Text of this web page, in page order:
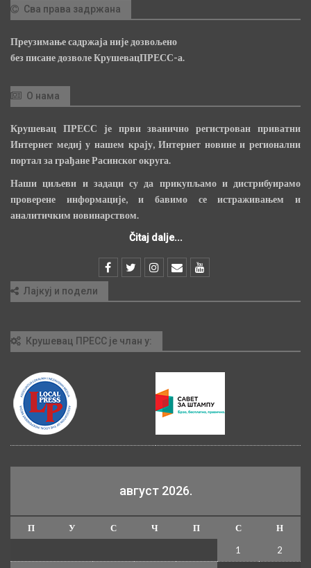
Сва права задржана
Преузимање садржаја није дозвољено
без писане дозволе КрушевацПРЕСС-а.
О нама
Крушевац ПРЕСС је први званично регистрован приватни
Интернет медиј у нашем крају, Интернет новине и регионални
портал за грађане Расинског округа.
Наши циљеви и задаци су да прикупљамо и дистрибуирамо
проверене информације, и бавимо се истраживањем и
аналитичким новинарством.
Čitaj dalje...
Лајкуј и подели
Крушевац ПРЕСС је члан у:
август 2026.
П У С Ч П С
Н
1
2